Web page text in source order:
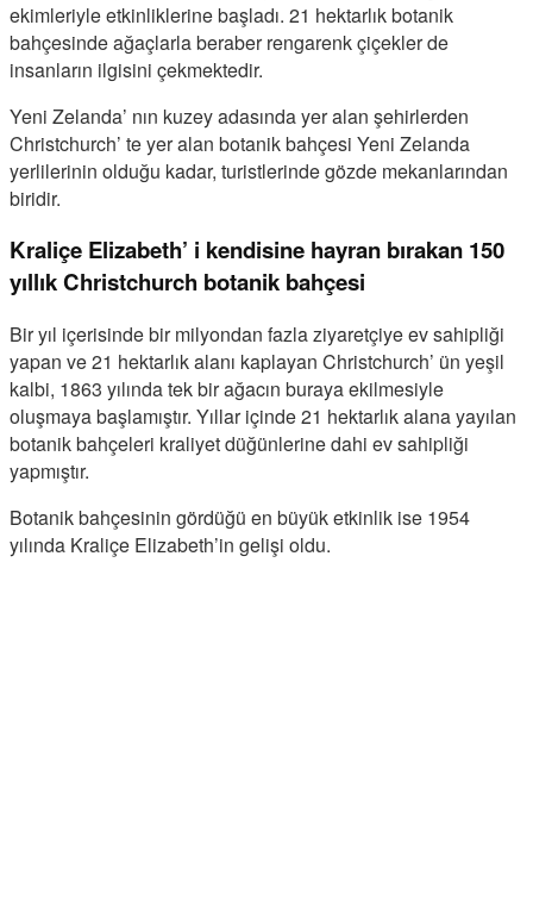
ekimleriyle etkinliklerine başladı. 21 hektarlık botanik
bahçesinde ağaçlarla beraber rengarenk çiçekler de
insanların ilgisini çekmektedir.
Yeni Zelanda’ nın kuzey adasında yer alan şehirlerden
Christchurch’ te yer alan botanik bahçesi Yeni Zelanda
yerlilerinin olduğu kadar, turistlerinde gözde mekanlarından
biridir.
Kraliçe Elizabeth’ i kendisine hayran bırakan 150
yıllık Christchurch botanik bahçesi
Bir yıl içerisinde bir milyondan fazla ziyaretçiye ev sahipliği
yapan ve 21 hektarlık alanı kaplayan Christchurch’ ün yeşil
kalbi, 1863 yılında tek bir ağacın buraya ekilmesiyle
oluşmaya başlamıştır. Yıllar içinde 21 hektarlık alana yayılan
botanik bahçeleri kraliyet düğünlerine dahi ev sahipliği
yapmıştır.
Botanik bahçesinin gördüğü en büyük etkinlik ise 1954
yılında Kraliçe Elizabeth’in gelişi oldu.